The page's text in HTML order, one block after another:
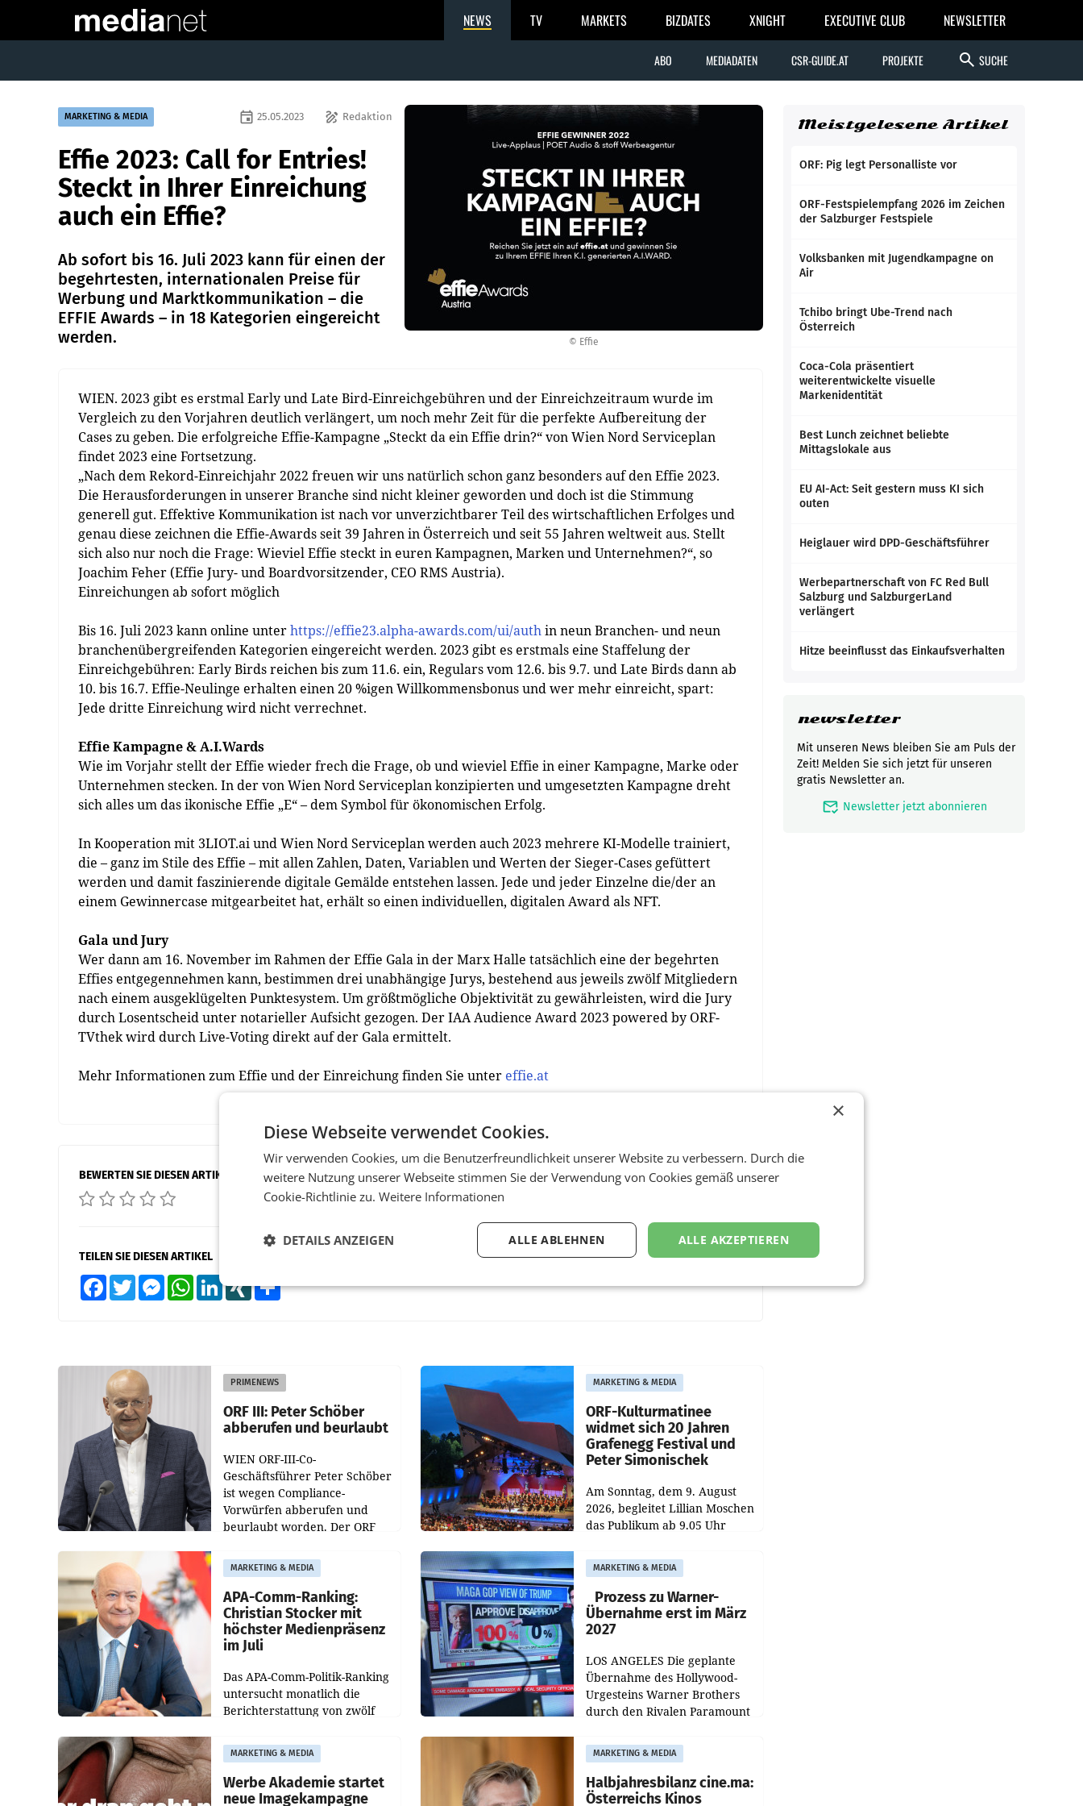
NEWS TV MARKETS BIZDATES XNIGHT EXECUTIVE CLUB NEWSLETTER
ABO MEDIADATEN CSR-GUIDE.AT PROJEKTE search SUCHE
© Effie
MARKETING & MEDIA draw Redaktion
event 25.05.2023
Effie 2023: Call for Entries!
Steckt in Ihrer Einreichung
auch ein Effie?
Ab sofort bis 16. Juli 2023 kann für einen der
begehrtesten, internationalen Preise für
Werbung und Marktkommunikation – die
EFFIE Awards – in 18 Kategorien eingereicht
werden.
WIEN. 2023 gibt es erstmal Early und Late Bird-Einreichgebühren und der Einreichzeitraum wurde im
Vergleich zu den Vorjahren deutlich verlängert, um noch mehr Zeit für die perfekte Aufbereitung der
Cases zu geben. Die erfolgreiche Effie-Kampagne „Steckt da ein Effie drin?“ von Wien Nord Serviceplan
findet 2023 eine Fortsetzung.
„Nach dem Rekord-Einreichjahr 2022 freuen wir uns natürlich schon ganz besonders auf den Effie 2023.
Die Herausforderungen in unserer Branche sind nicht kleiner geworden und doch ist die Stimmung
generell gut. Effektive Kommunikation ist nach vor unverzichtbarer Teil des wirtschaftlichen Erfolges und
genau diese zeichnen die Effie-Awards seit 39 Jahren in Österreich und seit 55 Jahren weltweit aus. Stellt
sich also nur noch die Frage: Wieviel Effie steckt in euren Kampagnen, Marken und Unternehmen?“, so
Joachim Feher (Effie Jury- und Boardvorsitzender, CEO RMS Austria).
Einreichungen ab sofort möglich
Bis 16. Juli 2023 kann online unterhttps://effie23.alpha-awards.com/ui/authin neun Branchen- und neun
branchenübergreifenden Kategorien eingereicht werden. 2023 gibt es erstmals eine Staffelung der
Einreichgebühren: Early Birds reichen bis zum 11.6. ein, Regulars vom 12.6. bis 9.7. und Late Birds dann ab
10. bis 16.7. Effie-Neulinge erhalten einen 20 %igen Willkommensbonus und wer mehr einreicht, spart:
Jede dritte Einreichung wird nicht verrechnet.
Effie Kampagne & A.I.Wards
Wie im Vorjahr stellt der Effie wieder frech die Frage, ob und wieviel Effie in einer Kampagne, Marke oder
Unternehmen stecken. In der von Wien Nord Serviceplan konzipierten und umgesetzten Kampagne dreht
sich alles um das ikonische Effie „E“ – dem Symbol für ökonomischen Erfolg.
In Kooperation mit 3LIOT.ai und Wien Nord Serviceplan werden auch 2023 mehrere KI-Modelle trainiert,
die – ganz im Stile des Effie – mit allen Zahlen, Daten, Variablen und Werten der Sieger-Cases gefüttert
werden und damit faszinierende digitale Gemälde entstehen lassen. Jede und jeder Einzelne die/der an
einem Gewinnercase mitgearbeitet hat, erhält so einen individuellen, digitalen Award als NFT.
Gala und Jury
Wer dann am 16. November im Rahmen der Effie Gala in der Marx Halle tatsächlich eine der begehrten
Effies entgegennehmen kann, bestimmen drei unabhängige Jurys, bestehend aus jeweils zwölf Mitgliedern
nach einem ausgeklügelten Punktesystem. Um größtmögliche Objektivität zu gewährleisten, wird die Jury
durch Losentscheid unter notarieller Aufsicht gezogen. Der IAA Audience Award 2023 powered by ORF-
TVthek wird durch Live-Voting direkt auf der Gala ermittelt.
Mehr Informationen zum Effie und der Einreichung finden Sie unter effie.at
BEWERTEN SIE DIESEN ARTIKEL
TEILEN SIE DIESEN ARTIKEL
FacebookTwitter MessengerWhatsApp
PRIMENEWS
ORF III: Peter Schöber
abberufen und beurlaubt
WIEN ORF-III-Co-
Geschäftsführer Peter Schöber
ist wegen Compliance-
Vorwürfen abberufen und
beurlaubt worden. Der ORF
entsprechende
Medienberichte.
MARKETING & MEDIA
ORF-Kulturmatinee
widmet sich 20 Jahren
Grafenegg Festival und
Peter Simonischek
Am Sonntag, dem 9. August
2026, begleitet Lillian Moschen
das Publikum ab 9.05 Uhr
„Kulturmatinee“. Die Sendung
startet mit der Dokumentation
„20 Jahre Grafenegg
MARKETING & MEDIA
APA-Comm-Ranking:
Christian Stocker mit
höchster Medienpräsenz
im Juli
Das APA-Comm-Politik-Ranking
untersucht monatlich die
Berichterstattung von zwölf
Tageszeitungen und analysiert,
welche Politikerinnen und
Politiker Österreichs die
MARKETING & MEDIA
Prozess zu Warner-
Übernahme erst im März
2027
LOS ANGELES Die geplante
Übernahme des Hollywood-
Urgesteins Warner Brothers
durch den Rivalen Paramount
Schwebe bleiben. Eine
Richterin setzte den Prozess zu
MARKETING & MEDIA
Werbe Akademie startet
neue Imagekampagne
MARKETING & MEDIA
Halbjahresbilanz cine.ma:
Österreichs Kinos
Meistgelesene Artikel
ORF: Pig legt Personalliste vor
ORF-Festspielempfang 2026 im Zeichen
der Salzburger Festspiele
Volksbanken mit Jugendkampagne on
Air
Tchibo bringt Ube-Trend nach
Österreich
Coca-Cola präsentiert
weiterentwickelte visuelle
Markenidentität
Best Lunch zeichnet beliebte
Mittagslokale aus
EU AI-Act: Seit gestern muss KI sich
outen
Heiglauer wird DPD-Geschäftsführer
Werbepartnerschaft von FC Red Bull
Salzburg und SalzburgerLand
verlängert
Hitze beeinflusst das Einkaufsverhalten
newsletter
Mit unseren News bleiben Sie am Puls der
Zeit! Melden Sie sich jetzt für unseren
gratis Newsletter an.
mark_email_read Newsletter jetzt abonnieren
×
Diese Webseite verwendet Cookies.
Wir verwenden Cookies, um die Benutzerfreundlichkeit unserer Website zu verbessern. Durch die
weitere Nutzung unserer Webseite stimmen Sie der Verwendung von Cookies gemäß unserer
Cookie-Richtlinie zu. Weitere Informationen
ALLE AKZEPTIEREN
ALLE ABLEHNEN
DETAILS ANZEIGEN